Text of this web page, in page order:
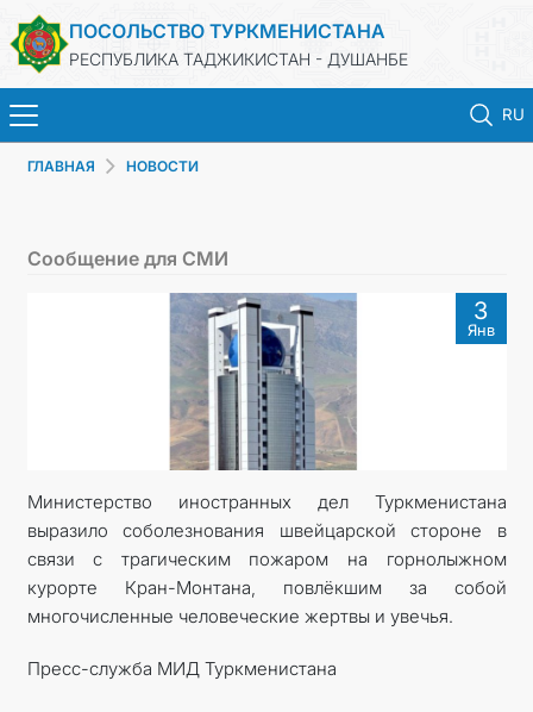
ПОСОЛЬСТВО ТУРКМЕНИСТАНА
РЕСПУБЛИКА ТАДЖИКИСТАН - ДУШАНБЕ
RU
ТУРКМЕНИСТАН
КОНСУЛЬСКИЕ УСЛУГИ
МИД
КОНТАКТНЫЕ ДАННЫЕ
ГЛАВНАЯ НОВОСТИ
Сообщение для СМИ
3
Янв
Министерство иностранных дел Туркменистана
выразило соболезнования швейцарской стороне в
связи с трагическим пожаром на горнолыжном
курорте Кран-Монтана, повлёкшим за собой
многочисленные человеческие жертвы и увечья.
Пресс-служба МИД Туркменистана